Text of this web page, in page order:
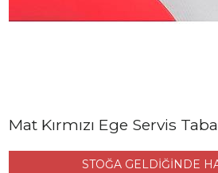
Mat Kırmızı Ege Servis
STOĞA GELDİĞİNDE